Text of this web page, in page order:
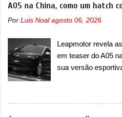
A05 na China, como um hatch
Por Luis Noal agosto 06, 2026
Leapmotor revela
em teaser do A05
sua versão
apresentando uma
em termos de
a marca confirmou